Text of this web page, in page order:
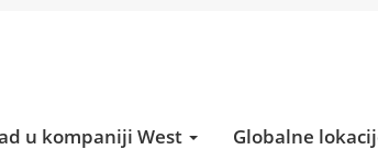
u kompaniji West Globalne